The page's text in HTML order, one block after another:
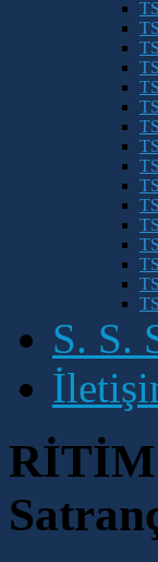
S. S.
RİTİM